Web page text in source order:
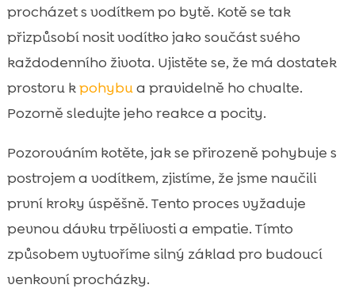
procházet s vodítkem po bytě. Kotě se tak
přizpůsobí nosit vodítko jako součást svého
každodenního života. Ujistěte se, že má dostatek
prostoru kpohybua pravidelně ho chvalte.
Pozorně sledujte jeho reakce a pocity.
Pozorováním kotěte, jak se přirozeně pohybuje s
postrojem a vodítkem, zjistíme, že jsme naučili
první kroky úspěšně. Tento proces vyžaduje
pevnou dávku trpělivosti a empatie. Tímto
způsobem vytvoříme silný základ pro budoucí
venkovní procházky.